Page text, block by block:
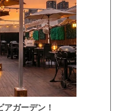
ガーデン！